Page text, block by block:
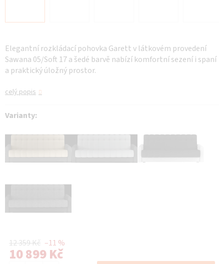
Elegantní rozkládací pohovka Garett v látkovém provedení
Sawana 05/Soft 17 a šedé barvě nabízí komfortní sezení i spaní
a praktický úložný prostor.
celý popis
12 359 Kč –11 %
10 899 Kč
Varianty: